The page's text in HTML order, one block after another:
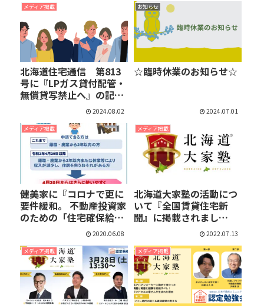
メディア掲載
北海道住宅通信 第813
号に『LPガス貸付配管・
無償貸写禁止へ』の記事
2024.08.02
お知らせ
☆臨時休業のお知らせ☆
2024.07.01
メディア掲載
健美家に『コロナで更に
要件緩和。 不動産投資家
のための「住宅確保給
2020.06.08
メディア掲載
北海道大家塾の活動につ
いて『全国賃貸住宅新
聞』に掲載されまし
2022.07.13
メディア掲載 メディア掲載